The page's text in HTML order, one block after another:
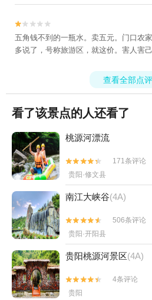


五角钱不到的一瓶水。卖五元。门口农
多说了，号称旅游区，就这价。害人害己
查看全部点评
看了该景点的人还看了
桃源河漂流


171条评论
贵阳·修文县
南江大峡谷(4A)


506条评论
贵阳·开阳县
贵阳桃源河景区(4A)


4条评论
贵阳